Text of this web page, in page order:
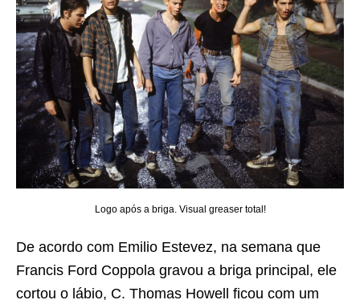
Logo após a briga. Visual greaser total!
De acordo com Emilio Estevez, na semana que
Francis Ford Coppola gravou a briga principal, ele
cortou o lábio, C. Thomas Howell ficou com um